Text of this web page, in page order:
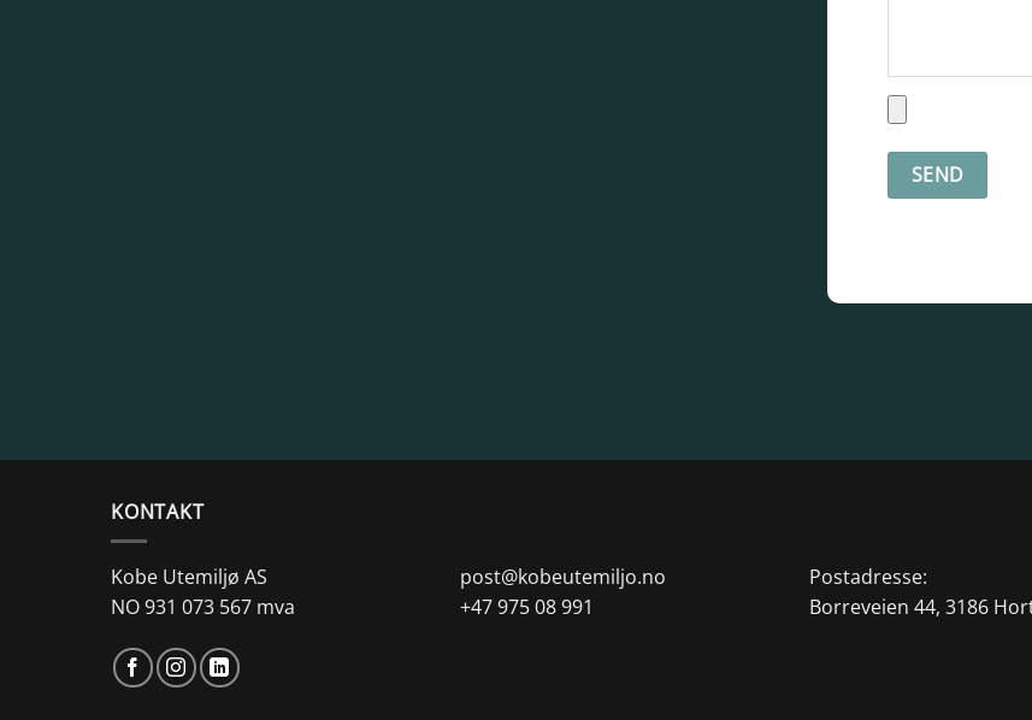
KONTAKT
Kobe Utemiljø AS
NO 931 073 567 mva
post@kobeutemiljo.no
+47 975 08 991
Postadresse:
Borreveien 44, 3186